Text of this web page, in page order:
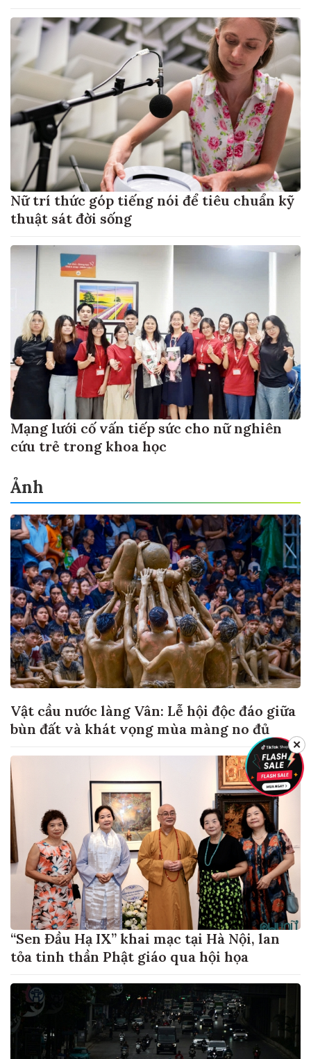
Nữ trí thức góp tiếng nói để tiêu chuẩn kỹ
thuật sát đời sống
Mạng lưới cố vấn tiếp sức cho nữ nghiên
cứu trẻ trong khoa học
Ảnh
Vật cầu nước làng Vân: Lễ hội độc đáo giữa
bùn đất và khát vọng mùa màng no đủ
“Sen Đầu Hạ IX” khai mạc tại Hà Nội, lan
tỏa tinh thần Phật giáo qua hội họa
✕